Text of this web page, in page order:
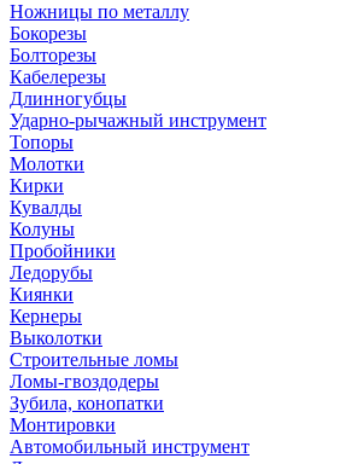
Ножницы по металлу
Бокорезы
Болторезы
Кабелерезы
Длинногубцы
Ударно-рычажный инструмент
Топоры
Молотки
Кирки
Кувалды
Колуны
Пробойники
Ледорубы
Киянки
Кернеры
Выколотки
Строительные ломы
Ломы-гвоздодеры
Зубила, конопатки
Монтировки
Автомобильный инструмент